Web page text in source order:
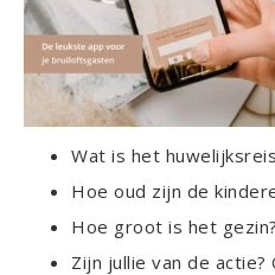
Wat is het
Hoe oud zijn de
Hoe groot is het gezin?
Zijn jullie van de